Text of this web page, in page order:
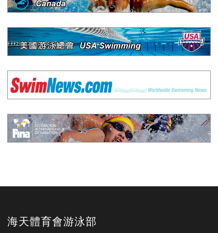
海天體育會游泳部